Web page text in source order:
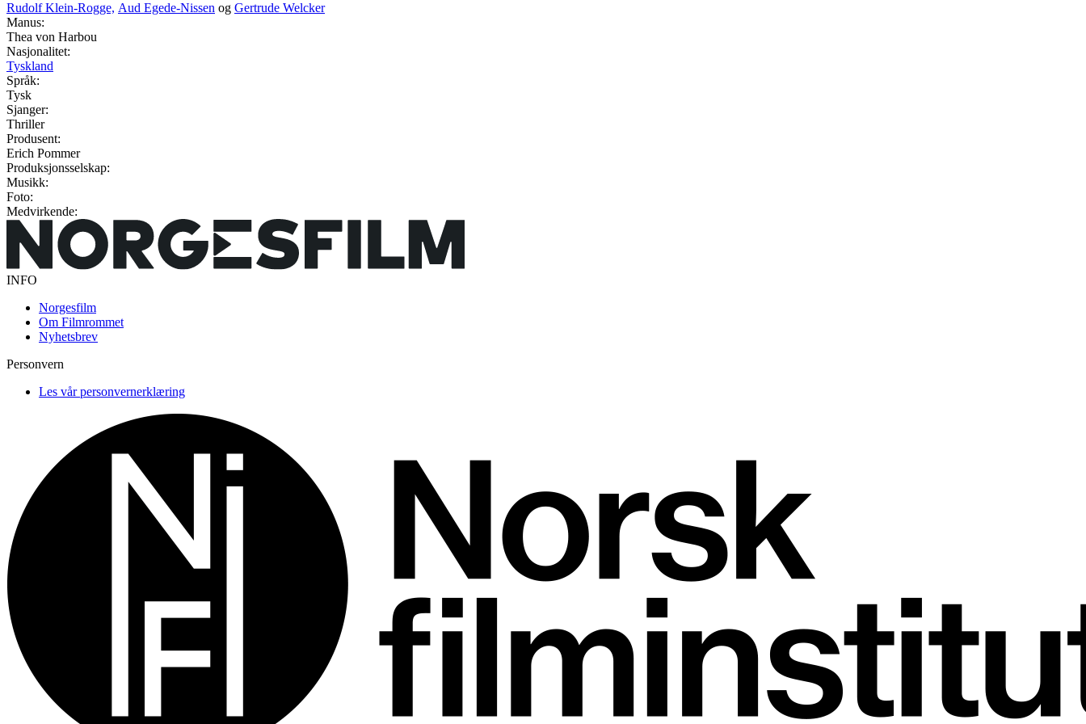
Rudolf Klein-Rogge, Aud Egede-Nissen og Gertrude Welcker
Manus:
Thea von Harbou
Nasjonalitet:
Tyskland
Språk:
Tysk
Sjanger:
Thriller
Produsent:
Erich Pommer
Produksjonsselskap:
Musikk:
Foto:
Medvirkende:
INFO
Norgesfilm
Om Filmrommet
Nyhetsbrev
Personvern
Les vår personvernerklæring